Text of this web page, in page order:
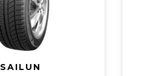
SAILUN